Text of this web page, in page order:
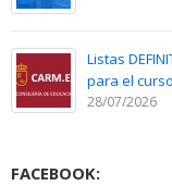
Listas
para el
28/07/2026
FACEBOOK: